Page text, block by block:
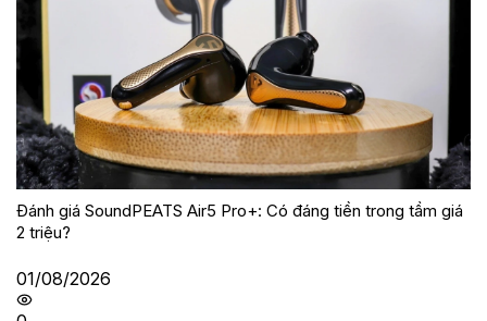
Đánh giá SoundPEATS Air5 Pro+: Có đáng tiền trong tầm giá
2 triệu?
01/08/2026